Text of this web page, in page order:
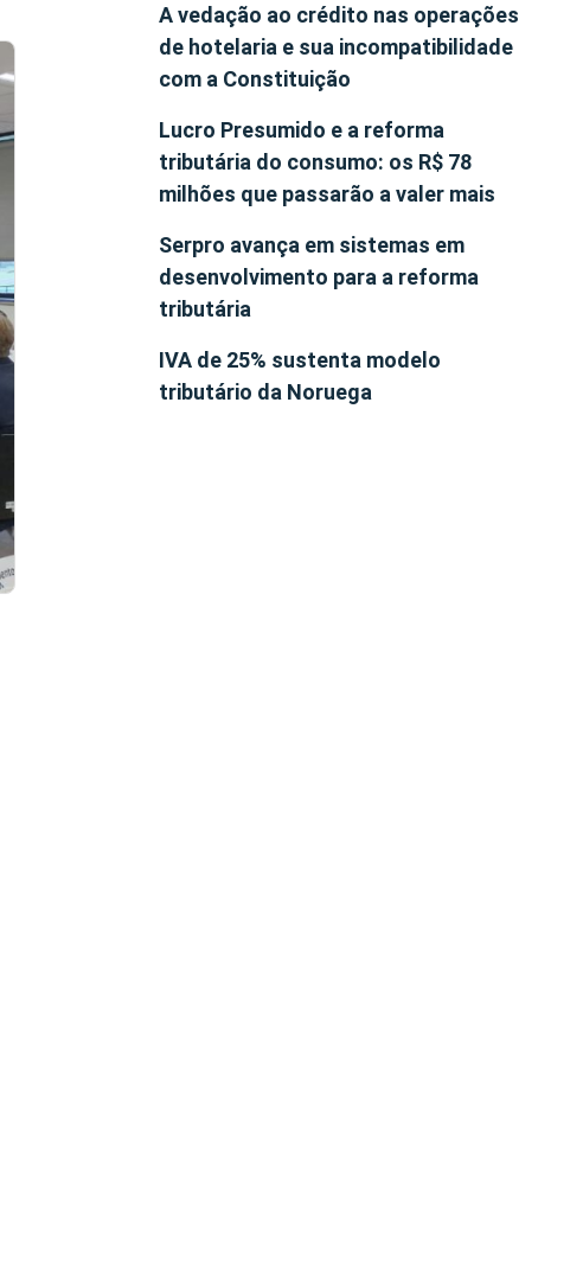
A vedação ao crédito nas operações
de hotelaria e sua incompatibilidade
com a Constituição
Lucro Presumido e a reforma
tributária do consumo: os R$ 78
milhões que passarão a valer mais
Serpro avança em sistemas em
desenvolvimento para a reforma
tributária
IVA de 25% sustenta modelo
tributário da Noruega